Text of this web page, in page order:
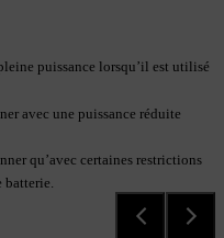
puissance lorsqu’il est utilisé
avec une puissance réduite
qu’avec certaines restrictions
batterie.